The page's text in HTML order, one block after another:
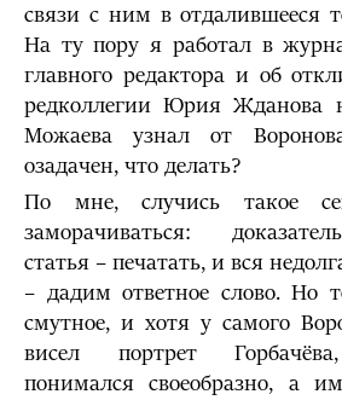
связи с ним в отдалившееся
На ту пору я работал в
главного редактора и об
редколлегии Юрия Жданова
Можаева узнал от
озадачен, что делать?
По мне, случись такое
заморачиваться:
статья – печатать, и вся
– дадим ответное слово. Но
смутное, и хотя у самого
висел портрет
понимался своеобразно, а